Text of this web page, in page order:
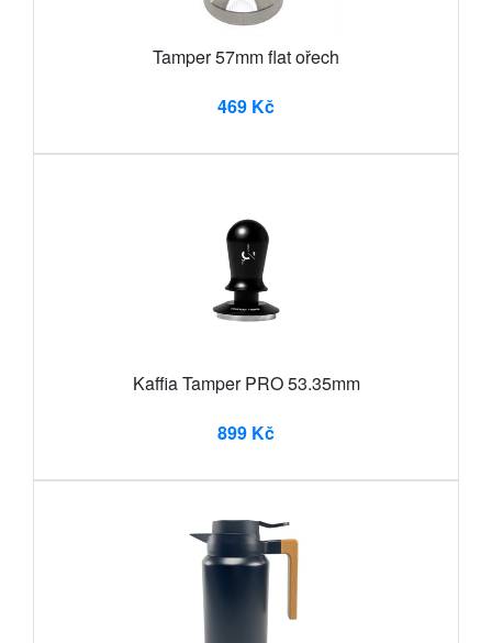
Tamper 57mm flat ořech
469 Kč
Kaffia Tamper PRO 53.35mm
899 Kč